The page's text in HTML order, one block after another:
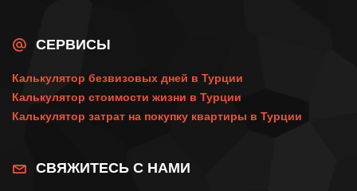
СЕРВИСЫ
Калькулятор безвизовых дней в Турции
Калькулятор стоимости жизни в Турции
Калькулятор затрат на покупку квартиры в Турции
СВЯЖИТЕСЬ С НАМИ